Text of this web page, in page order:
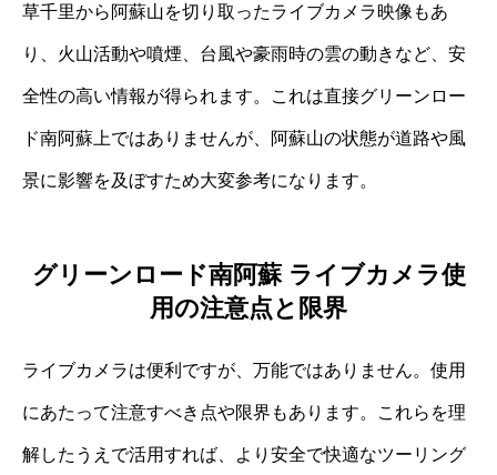
草千里から阿蘇山を切り取ったライブカメラ映像もあ
り、火山活動や噴煙、台風や豪雨時の雲の動きなど、安
全性の高い情報が得られます。これは直接グリーンロー
ド南阿蘇上ではありませんが、阿蘇山の状態が道路や風
景に影響を及ぼすため大変参考になります。
グリーンロード南阿蘇 ライブカメラ使
用の注意点と限界
ライブカメラは便利ですが、万能ではありません。使用
にあたって注意すべき点や限界もあります。これらを理
解したうえで活用すれば、より安全で快適なツーリング